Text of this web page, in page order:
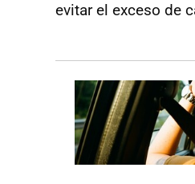
evitar el exceso de